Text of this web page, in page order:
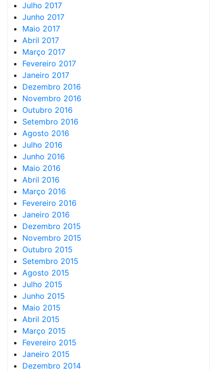
Julho 2017
Junho 2017
Maio 2017
Abril 2017
Março 2017
Fevereiro 2017
Janeiro 2017
Dezembro 2016
Novembro 2016
Outubro 2016
Setembro 2016
Agosto 2016
Julho 2016
Junho 2016
Maio 2016
Abril 2016
Março 2016
Fevereiro 2016
Janeiro 2016
Dezembro 2015
Novembro 2015
Outubro 2015
Setembro 2015
Agosto 2015
Julho 2015
Junho 2015
Maio 2015
Abril 2015
Março 2015
Fevereiro 2015
Janeiro 2015
Dezembro 2014